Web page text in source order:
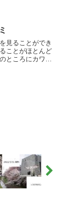
見ることができ
ことがほとんど
ところにカワセ